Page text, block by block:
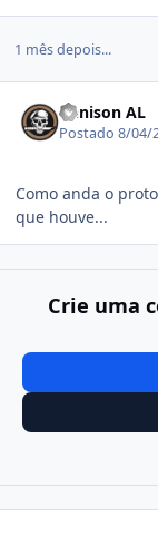
1 mês depois...
Denison AL
Postado8/04/
Como anda o
que houve...
Crie uma